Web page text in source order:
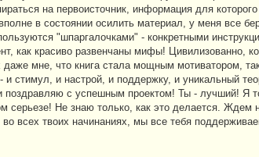
на первоисточник, информация для
в состоянии осилить материал, у меня все
"шпаргалочками" - конкретными
как красиво развенчаны мифы! Цивилизованно,
даже мне, что книга стала мощным мотиватором,
стимул, и настрой, и поддержку, и уникальный
поздравляю с успешным проектом! Ты - лучший! Я
серьезе! Не знаю только, как это делается. Ждем
всех твоих начинаниях, мы все тебя